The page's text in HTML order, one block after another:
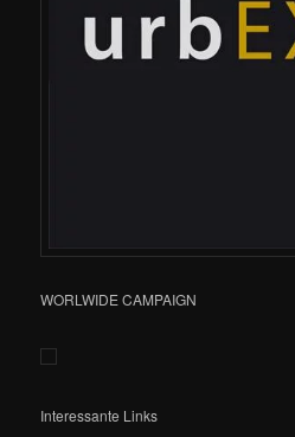
WORLWIDE CAMPAIGN
Interessante Links